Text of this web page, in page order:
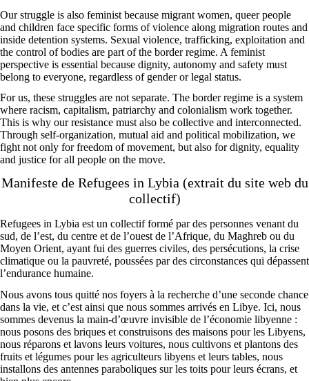
Our struggle is also feminist because migrant women, queer people
and children face specific forms of violence along migration routes and
inside detention systems. Sexual violence, trafficking, exploitation and
the control of bodies are part of the border regime. A feminist
perspective is essential because dignity, autonomy and safety must
belong to everyone, regardless of gender or legal status.
For us, these struggles are not separate. The border regime is a system
where racism, capitalism, patriarchy and colonialism work together.
This is why our resistance must also be collective and interconnected.
Through self-organization, mutual aid and political mobilization, we
fight not only for freedom of movement, but also for dignity, equality
and justice for all people on the move.
Manifeste de Refugees in Lybia (extrait du site web du
collectif)
Refugees in Lybia est un collectif formé par des personnes venant du
sud, de l’est, du centre et de l’ouest de l’Afrique, du Maghreb ou du
Moyen Orient, ayant fui des guerres civiles, des persécutions, la crise
climatique ou la pauvreté, poussées par des circonstances qui dépassent
l’endurance humaine.
Nous avons tous quitté nos foyers à la recherche d’une seconde chance
dans la vie, et c’est ainsi que nous sommes arrivés en Libye. Ici, nous
sommes devenus la main-d’œuvre invisible de l’économie libyenne :
nous posons des briques et construisons des maisons pour les Libyens,
nous réparons et lavons leurs voitures, nous cultivons et plantons des
fruits et légumes pour les agriculteurs libyens et leurs tables, nous
installons des antennes paraboliques sur les toits pour leurs écrans, et